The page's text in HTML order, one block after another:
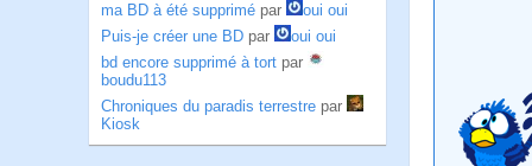
ma BD à été supprimé par
oui oui
Puis-je créer une BD par
oui oui
bd encore supprimé à tort par
boudu113
Chroniques du paradis terrestre par
Kiosk